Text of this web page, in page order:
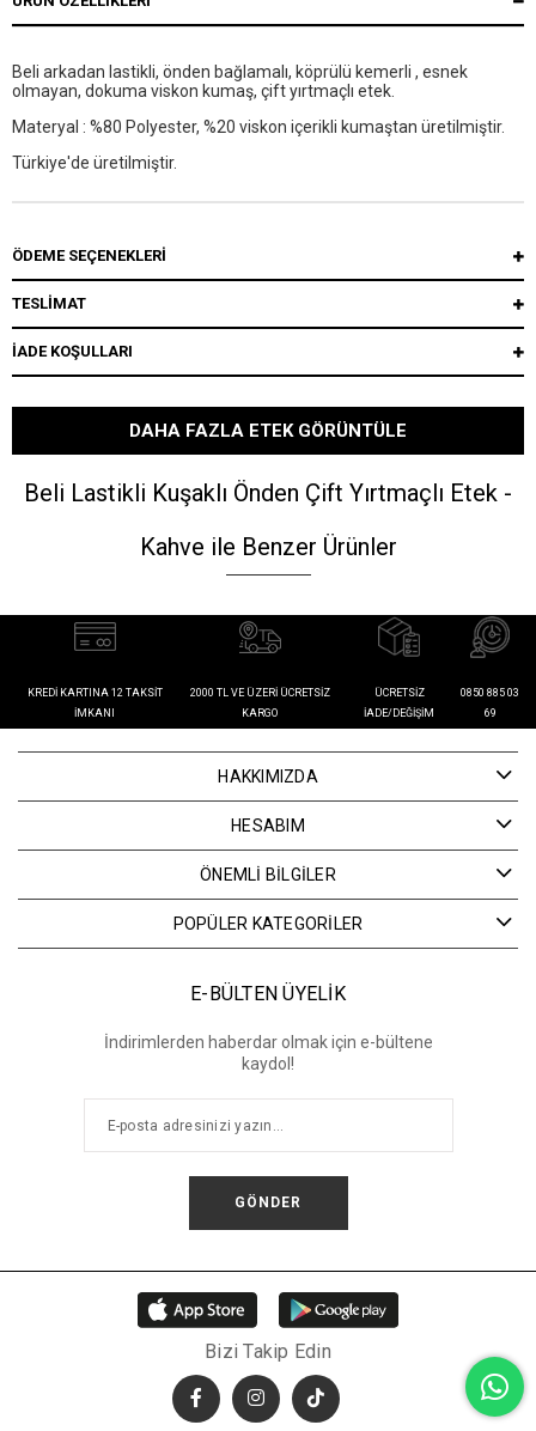
Beli arkadan lastikli, önden bağlamalı, köprülü kemerli , esnek
olmayan, dokuma viskon kumaş, çift yırtmaçlı etek.
Materyal : %80 Polyester, %20 viskon içerikli kumaştan üretilmiştir.
Türkiye'de üretilmiştir.
ÖDEME SEÇENEKLERI
TESLİMAT
İADE KOŞULLARI
DAHA FAZLA ETEK GÖRÜNTÜLE
Beli Lastikli Kuşaklı Önden Çift Yırtmaçlı Etek -
Kahve ile Benzer Ürünler
KREDI KARTINA 12 TAKSIT
İMKANI
2000 TL VE ÜZERI ÜCRETSIZ
KARGO
ÜCRETSIZ
İADE/DEĞIŞIM
0850 885 03
69
HAKKIMIZDA
HESABIM
ÖNEMLİ BİLGİLER
POPÜLER KATEGORİLER
E-BÜLTEN ÜYELİK
İndirimlerden haberdar olmak için e-bültene
kaydol!
GÖNDER
Bizi Takip Edin